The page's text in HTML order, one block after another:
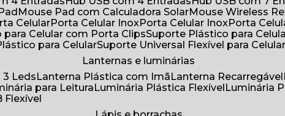
Mouse Pad com Calculadora Solar Mouse Wireless
Celular Porta Celular Inox Porta Celular Inox Porta
para Celular com Porta Clips Suporte Plástico para
para Celular Suporte Universal Flexível para Celular
Lanternas e luminárias
3 Leds Lanterna Plástica com Imã Lanterna Recarregável
para Leitura Luminária Plástica Flexível
Luminária
Flexível